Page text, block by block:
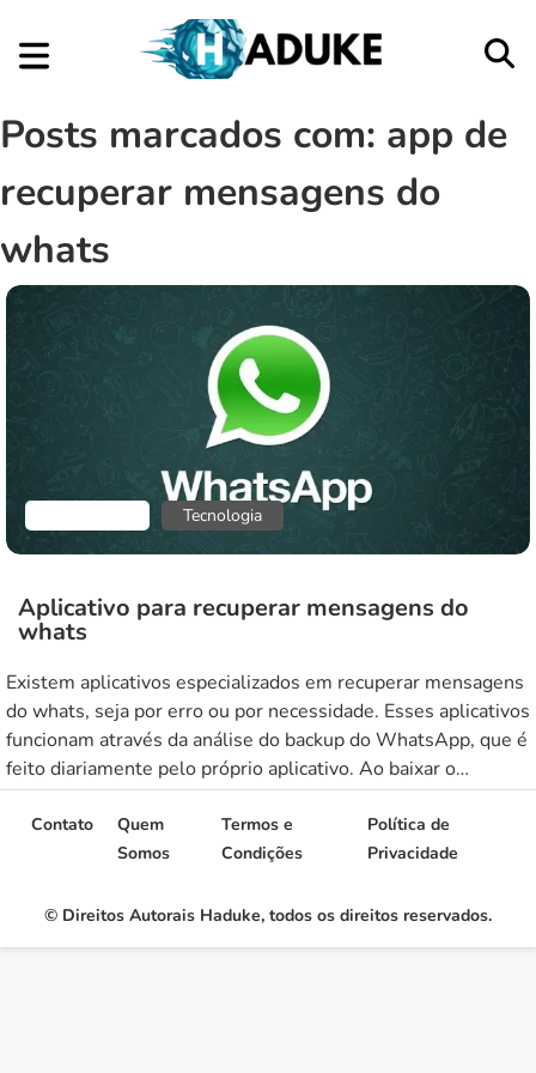
Posts marcados com: app de
recuperar mensagens do
whats
Tecnologia
Aplicativo para recuperar mensagens do
whats
Existem aplicativos especializados em recuperar mensagens
do whats, seja por erro ou por necessidade. Esses aplicativos
funcionam através da análise do backup do WhatsApp, que é
feito diariamente pelo próprio aplicativo. Ao baixar o
aplicativo de recuperação, basta selecionar o backup mais
recente e aguardar o processo de análise ser concluído.
Aplicativo para recuperar mensagens […]
© Direitos Autorais Haduke, todos os direitos reservados.
Contato
Quem
Somos
Termos e
Condições
Política de
Privacidade